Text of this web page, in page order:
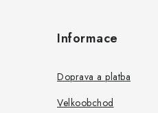
Informace
Doprava a platba
Velkoobchod